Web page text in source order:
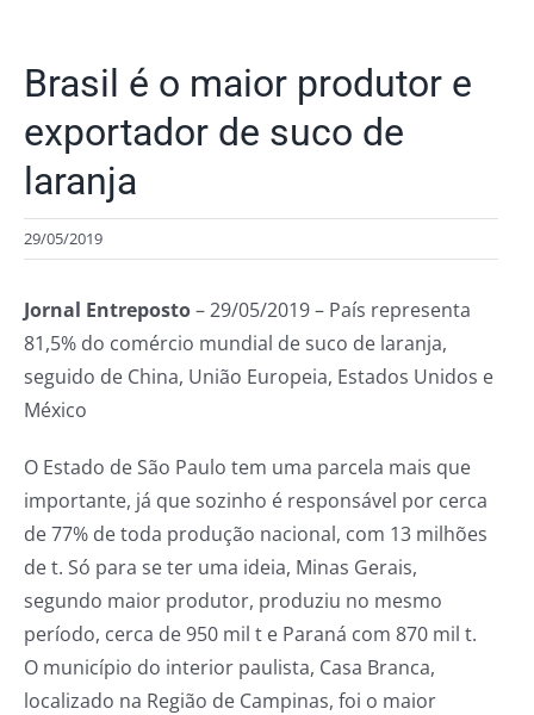
Brasil é o maior produtor e
exportador de suco de
laranja
29/05/2019
Jornal Entreposto– 29/05/2019 – País representa
81,5% do comércio mundial de suco de laranja,
seguido de China, União Europeia, Estados Unidos e
México
O Estado de São Paulo tem uma parcela mais que
importante, já que sozinho é responsável por cerca
de 77% de toda produção nacional, com 13 milhões
de t. Só para se ter uma ideia, Minas Gerais,
segundo maior produtor, produziu no mesmo
período, cerca de 950 mil t e Paraná com 870 mil t.
O município do interior paulista, Casa Branca,
localizado na Região de Campinas, foi o maior